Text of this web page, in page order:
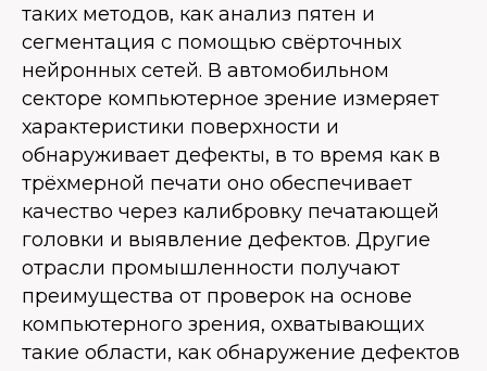
таких методов, как анализ пятен и
сегментация с помощью свёрточных
нейронных сетей. В автомобильном
секторе компьютерное зрение измеряет
характеристики поверхности и
обнаруживает дефекты, в то время как в
трёхмерной печати оно обеспечивает
качество через калибровку печатающей
головки и выявление дефектов. Другие
отрасли промышленности получают
преимущества от проверок на основе
компьютерного зрения, охватывающих
такие области, как обнаружение дефектов